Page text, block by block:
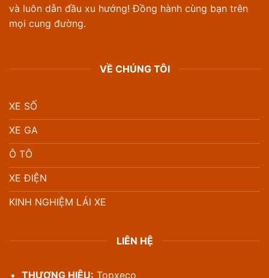
và luôn dẫn đầu xu hướng! Đồng hành cùng bạn trên
mọi cung đường.
VỀ CHÚNG TÔI
XE SỐ
XE GA
Ô TÔ
XE ĐIỆN
KINH NGHIỆM LÁI XE
LIÊN HỆ
THƯƠNG HIỆU: Topxeco